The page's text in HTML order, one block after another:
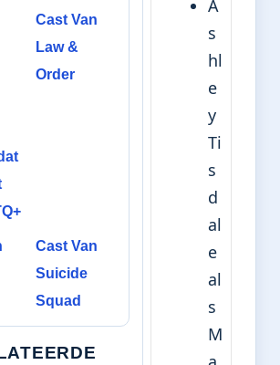
Cast Van
Law &
Order
Cast Van
Suicide
Squad
A
s
hl
e
y
Ti
s
d
al
e
al
s
M